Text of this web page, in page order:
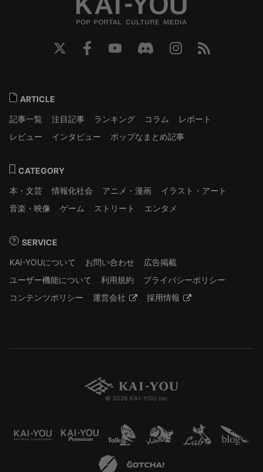
ARTICLE
記事一覧
注目記事 ランキング コラム
レポート
レビュー
インタビュー ポップなまとめ記事
CATEGORY
本・文芸
情報化社会 アニメ・漫画
イラスト・アート
音楽・映像
ゲーム ストリート エンタメ
SERVICE
KAI-YOUについて
お問い合わせ
広告掲載
ユーザー機能について
利用規約
プライバシーポリシー
コンテンツポリシー
運営会社 採用情報
© 2026 KAI-YOU inc.